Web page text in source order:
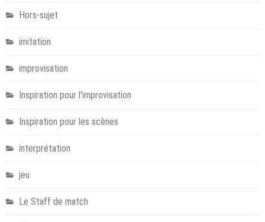
Hors-sujet
imitation
improvisation
Inspiration pour l'improvisation
Inspiration pour les scènes
interprétation
jeu
Le Staff de match